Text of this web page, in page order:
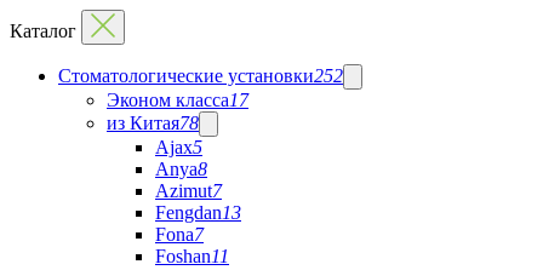
Каталог
Стоматологические установки252
Эконом класса17
из Китая78
Ajax5
Anya8
Azimut7
Fengdan13
Fona7
Foshan11